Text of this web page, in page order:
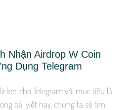
Nhận Airdrop W Coin
Dụng Telegram
cho Telegram với mục tiêu là
bài viết này, chúng ta sẽ tìm